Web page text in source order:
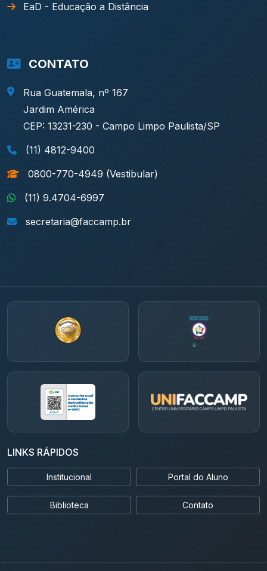
EaD - Educação a Distância
CONTATO
Rua Guatemala, nº 167
Jardim América
CEP: 13231-230 - Campo Limpo Paulista/SP
(11) 4812-9400
0800-770-4949 (Vestibular)
(11) 9.4704-6997
secretaria@faccamp.br
LINKS RÁPIDOS
Institucional Portal do Aluno
Biblioteca Contato